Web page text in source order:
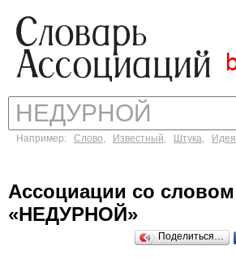
Например: Слово, Известный, Штука, Идея
Ассоциации со словом
«НЕДУРНОЙ»
Поделиться…